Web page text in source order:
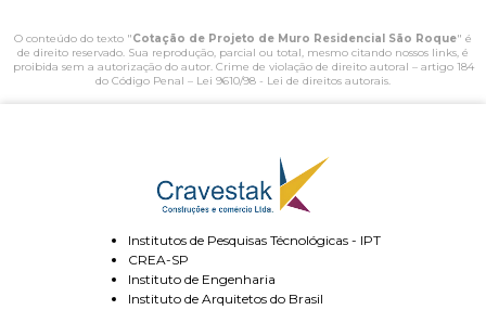
O conteúdo do texto "Cotação de Projeto de Muro Residencial São Roque" é
de direito reservado. Sua reprodução, parcial ou total, mesmo citando nossos links, é
proibida sem a autorização do autor. Crime de violação de direito autoral – artigo 184
do Código Penal – Lei 9610/98 - Lei de direitos autorais.
Institutos de Pesquisas Técnológicas - IPT
CREA-SP
Instituto de Engenharia
Instituto de Arquitetos do Brasil